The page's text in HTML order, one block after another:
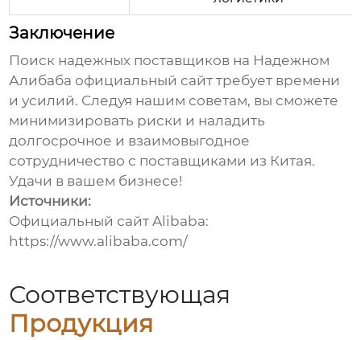
Заключение
Поиск надежных поставщиков на Надежном
Алибаба официальный сайт требует времени
и усилий. Следуя нашим советам, вы сможете
минимизировать риски и наладить
долгосрочное и взаимовыгодное
сотрудничество с поставщиками из Китая.
Удачи в вашем бизнесе!
Источники:
Официальный сайт Alibaba:
https://www.alibaba.com/
Соответствующая
Продукция